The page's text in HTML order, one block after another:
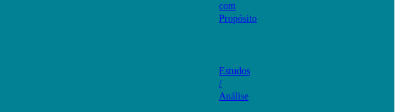
com
Propósito
Estudos
/
Análise